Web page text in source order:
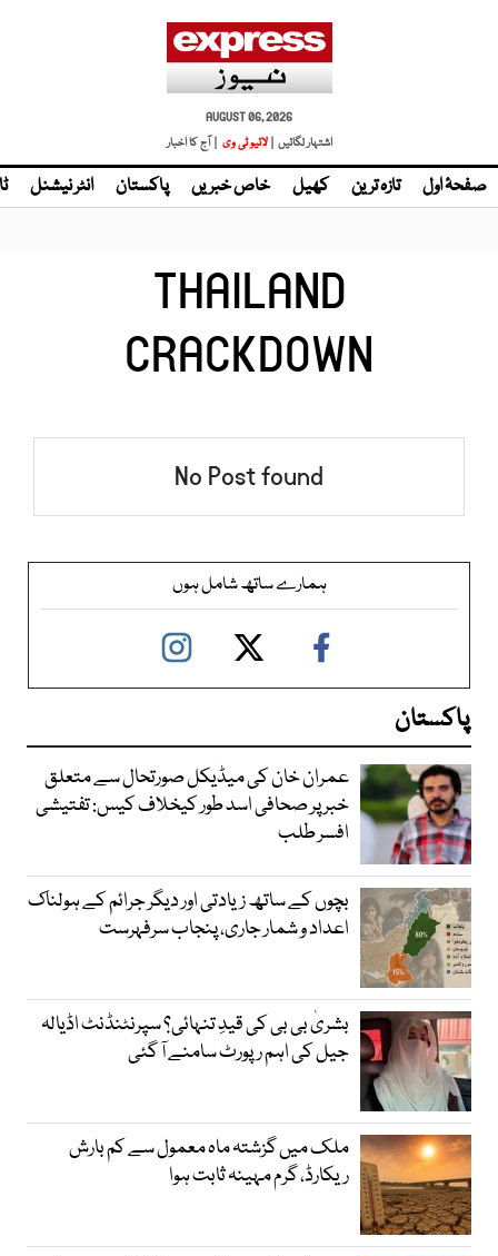
AUGUST 06, 2026
اشتہار لگائیں | لائیو ٹی وی | آج کا اخبار
صفحۂ اول تازہ ترین کھیل خاص خبریں پاکستان انٹر نیشنل
THAILAND
CRACKDOWN
No Post found
ہمارے ساتھ شامل ہوں
پاکستان
عمران خان کی میڈیکل صورتحال سے متعلق
خبر پر صحافی اسد طور کیخلاف کیس: تفتیشی
افسر طلب
بچوں کے ساتھ زیادتی اور دیگر جرائم کے ہولناک
اعداد و شمار جاری، پنجاب سرفہرست
بشریٰ بی بی کی قیدِ تنہائی؟ سپرنٹنڈنٹ اڈیالہ
جیل کی اہم رپورٹ سامنے آ گئی
ملک میں گزشتہ ماہ معمول سے کم بارش
ریکارڈ، گرم مہینہ ثابت ہوا